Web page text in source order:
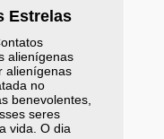
Estrelas
alienígenas
alienígenas
no
benevolentes,
seres
vida. O dia